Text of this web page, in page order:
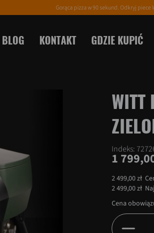
Gorąca pizza w 90 sekund. Odkryj piece
BLOG KONTAKT GDZIE KUPIĆ
WITT
Indeks:
1
2 499,00 zł
2 499,00 zł
Cena